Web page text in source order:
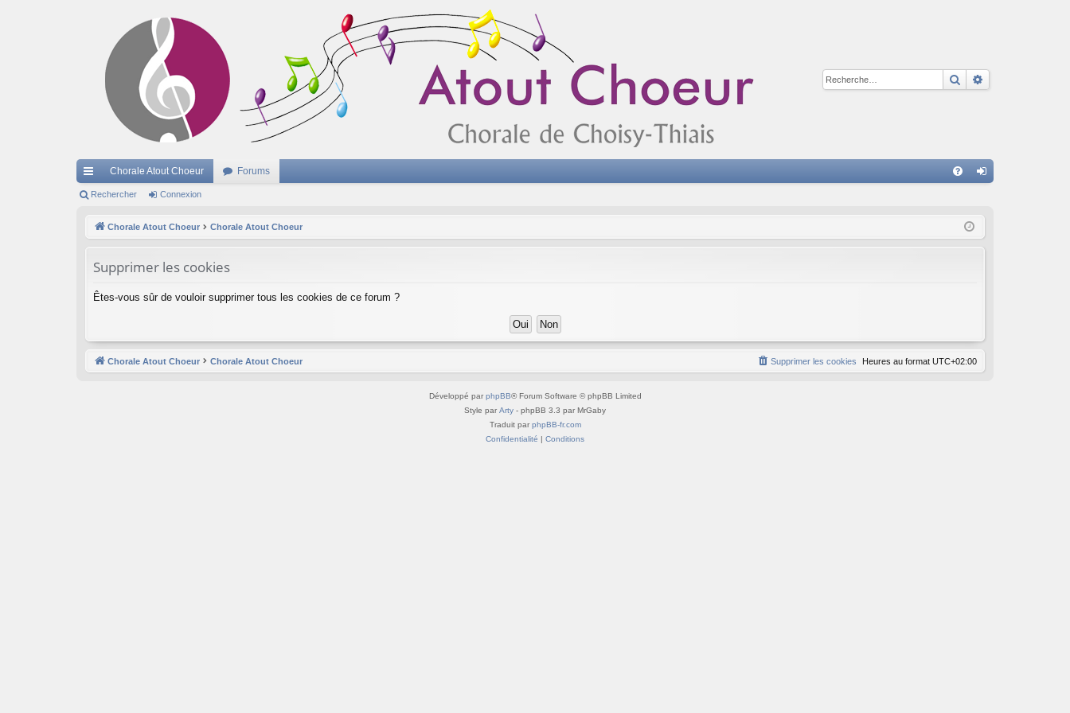
Rechercher
cc
Chorale Atout Choeur Forums
ne
Rechercher Connexion
Chorale Atout Choeur Chorale Atout Choeur
Supprimer les cookies
Êtes-vous sûr de vouloir supprimer tous les cookies de ce forum ?
Chorale Atout Choeur Chorale Atout Choeur Heures au format UTC+02:00
Supprimer les cookies
Développé par phpBB® Forum Software © phpBB Limited
Style par Arty - phpBB 3.3 par MrGaby
Traduit par phpBB-fr.com
Confidentialité | Conditions